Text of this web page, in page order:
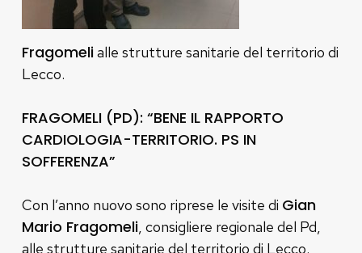
Fragomelialle strutture sanitarie del territorio di
Lecco.
FRAGOMELI (PD): “BENE IL RAPPORTO
CARDIOLOGIA-TERRITORIO. PS IN
SOFFERENZA”
Con l’anno nuovo sono riprese le visite di Gian
Mario Fragomeli, consigliere regionale del Pd,
alle strutture sanitarie del territorio di Lecco.